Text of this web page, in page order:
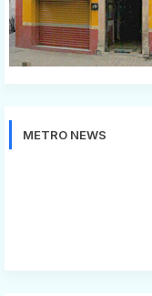
METRO NEWS